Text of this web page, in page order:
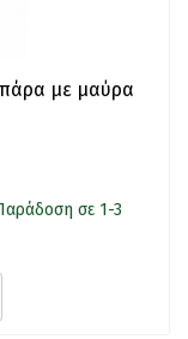
με μαύρα
σε 1-3